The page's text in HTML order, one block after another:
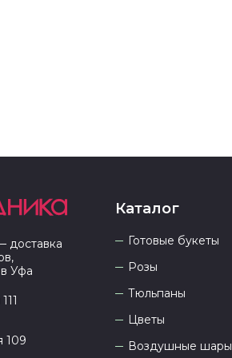
доставка
Уфа
109
Каталог
Готовые букеты
Розы
Тюльпаны
Цветы
Воздушные шары